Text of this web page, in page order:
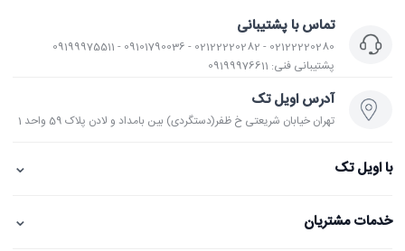
تماس با پشتیبانی
02122220280 - 02122220282 - 09101790036 - 09199975511
پشتیبانی فنی: 09199976611
آدرس اویل تک
تهران خیابان شریعتی خ ظفر(دستگردی) بین بامداد و لادن پلاک 59 واحد 1
با اویل تک ⌄
خدمات مشتریان ⌄